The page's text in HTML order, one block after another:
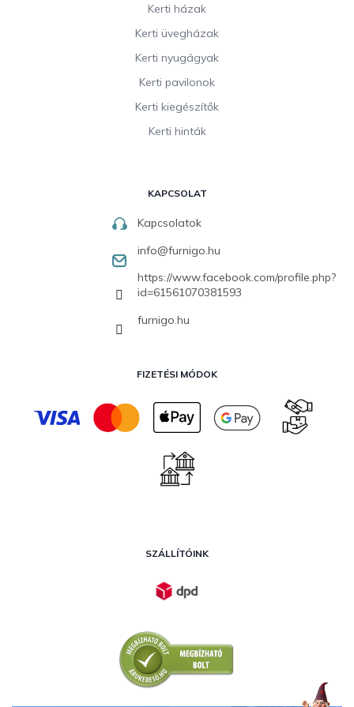
Kerti házak
Kerti üvegházak
Kerti nyugágyak
Kerti pavilonok
Kerti kiegészítők
Kerti hinták
KAPCSOLAT
Kapcsolatok
info@furnigo.hu
https://www.facebook.com/profile.php?
id=61561070381593
furnigo.hu
FIZETÉSI MÓDOK
SZÁLLÍTÓINK